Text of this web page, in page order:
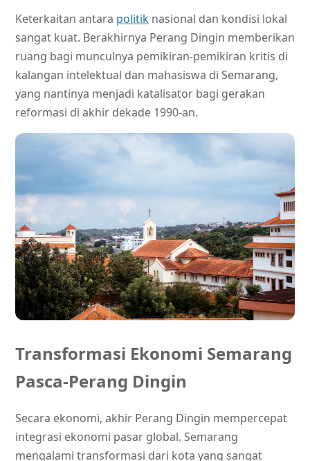
Keterkaitan antara politik nasional dan kondisi lokal
sangat kuat. Berakhirnya Perang Dingin memberikan
ruang bagi munculnya pemikiran-pemikiran kritis di
kalangan intelektual dan mahasiswa di Semarang,
yang nantinya menjadi katalisator bagi gerakan
reformasi di akhir dekade 1990-an.
Transformasi Ekonomi Semarang
Pasca-Perang Dingin
Secara ekonomi, akhir Perang Dingin mempercepat
integrasi ekonomi pasar global. Semarang
mengalami transformasi dari kota yang sangat